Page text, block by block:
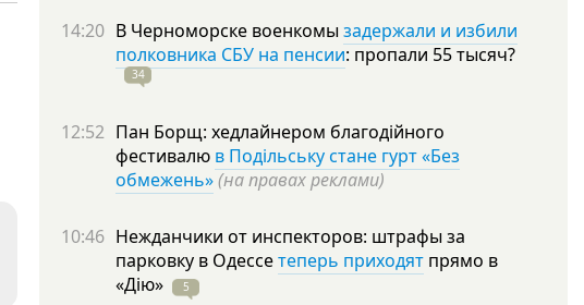
14:20 В Черноморске военкомы задержали и избили
полковника СБУ на пенсии: пропали 55тысяч?
34
12:52 Пан Борщ: хедлайнером благодійного
фестивалю в Подільську стане гурт «Без
обмежень»(на правах реклами)
10:46 Нежданчики от инспекторов: штрафы за
парковку в Одессетеперь приходят прямо в
«Дію»
5